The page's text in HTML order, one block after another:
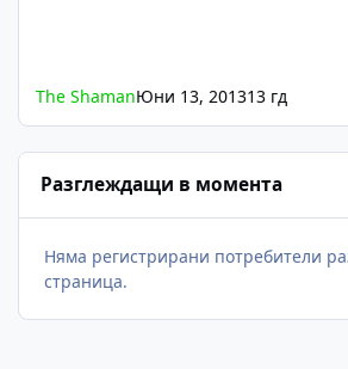
The ShamanЮни 13, 201313 гд
Разглеждащи в момента
Няма регистрирани потребители
страница.